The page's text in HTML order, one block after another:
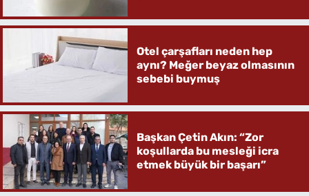
Otel çarşafları neden hep
aynı? Meğer beyaz olmasının
sebebi buymuş
Başkan Çetin Akın: “Zor
koşullarda bu mesleği icra
etmek büyük bir başarı”